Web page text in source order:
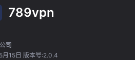
789vpn
司
15日 版本号:2.0.4